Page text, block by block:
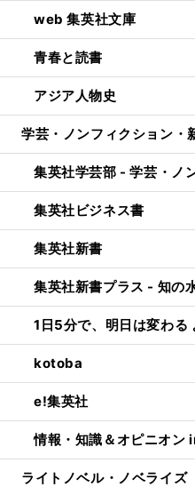
web 集英社文庫
青春と読書
アジア人物史
学芸・ノンフィクション・
集英社学芸部 - 学芸・ノ
集英社ビジネス書
集英社新書
集英社新書プラス - 知の
1日5分で、明日は変わ
kotoba
e!集英社
情報・知識＆オピニオン
ライトノベル・ノベライズ